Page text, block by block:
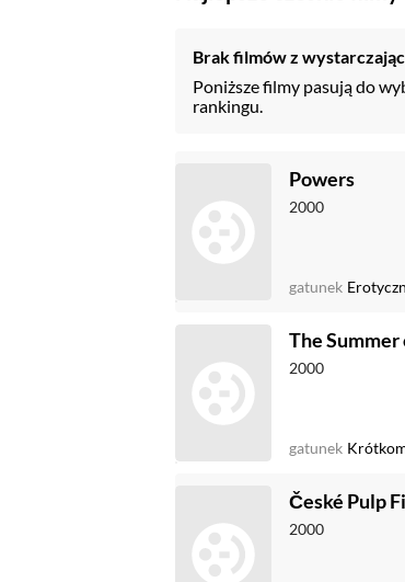
Brak filmów z
Poniższe filmy pasują do
rankingu.
Powers
2000
gatunek
The
2000
gatunek
České Pulp
2000